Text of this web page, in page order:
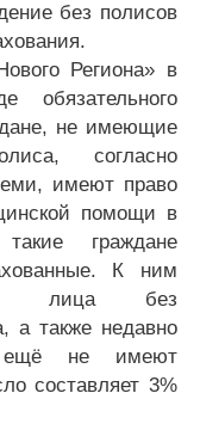
без полисов
Региона» в
обязательного
не имеющие
согласно
имеют право
помощи в
граждане
К ним
лица без
а также недавно
ещё не имеют
составляет 3%